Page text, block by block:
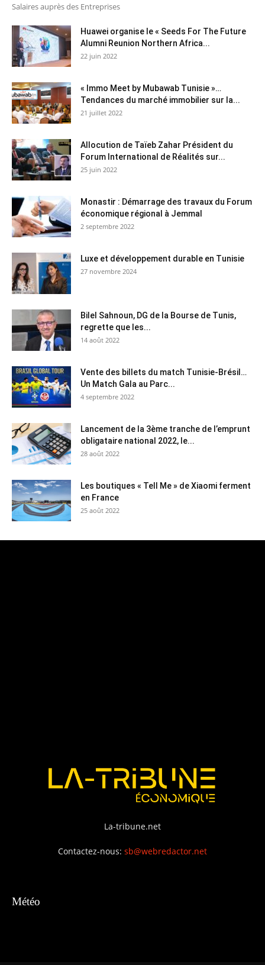
Salaires auprès des Entreprises
Huawei organise le « Seeds For The Future
Alumni Reunion Northern Africa...
22 juin 2022
« Immo Meet by Mubawab Tunisie »…
Tendances du marché immobilier sur la...
21 juillet 2022
Allocution de Taïeb Zahar Président du
Forum International de Réalités sur...
25 juin 2022
Monastir : Démarrage des travaux du Forum
économique régional à Jemmal
2 septembre 2022
Luxe et développement durable en Tunisie
27 novembre 2024
Bilel Sahnoun, DG de la Bourse de Tunis,
regrette que les...
14 août 2022
Vente des billets du match Tunisie-Brésil…
Un Match Gala au Parc...
4 septembre 2022
Lancement de la 3ème tranche de l’emprunt
obligataire national 2022, le...
28 août 2022
Les boutiques « Tell Me » de Xiaomi ferment
en France
25 août 2022
La-tribune.net
Contactez-nous: sb@webredactor.net
Météo